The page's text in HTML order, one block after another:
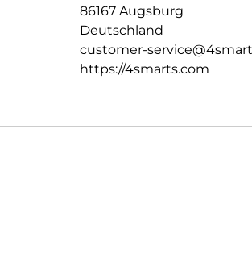
86167 Augsburg
Deutschland
customer-
https://4smarts.com